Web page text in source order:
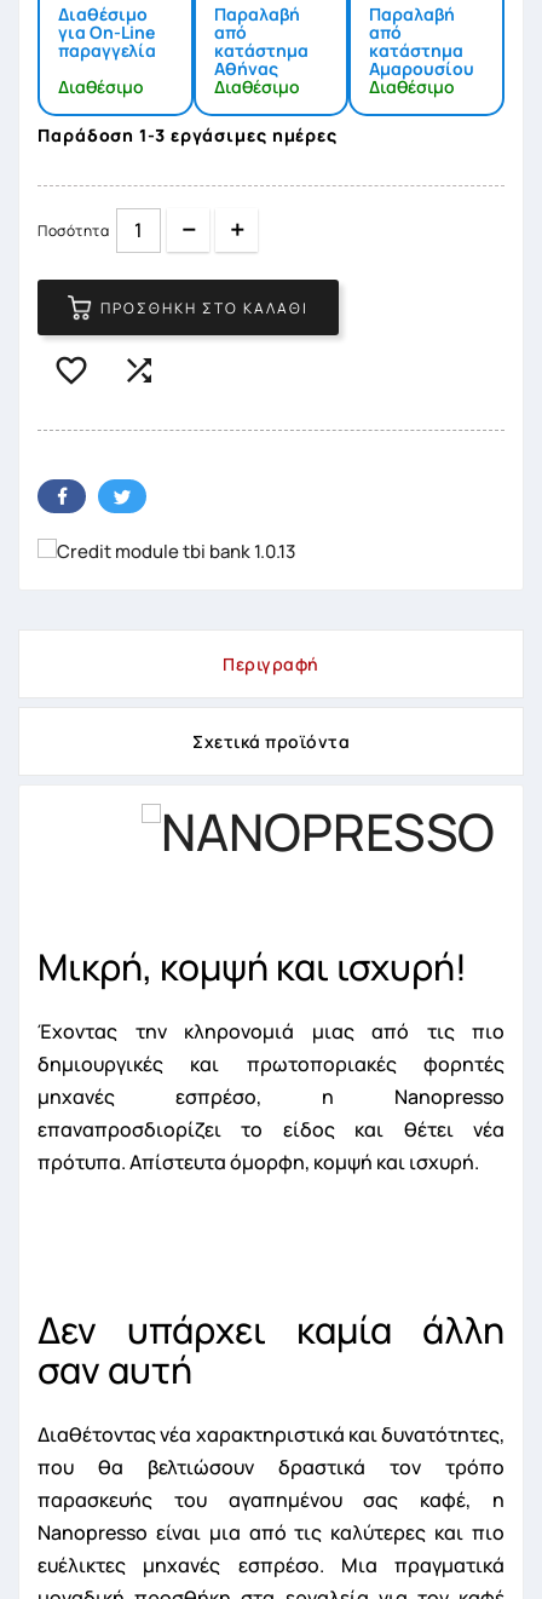
Διαθέσιμο
για On-Line
παραγγελία
Διαθέσιμο
Παραλαβή
από
κατάστημα
Αθήνας
Διαθέσιμο
Παραλαβή
από
κατάστημα
Αμαρουσίου
Διαθέσιμο
Παράδοση 1-3 εργάσιμες ημέρες
Ποσότητα Quantity
ΠΡΟΣΘΉΚΗ ΣΤΟ ΚΑΛΆΘΙ
 
Περιγραφή
Σχετικά προϊόντα
Μικρή, κομψή και ισχυρή!
Έχοντας την κληρονομιά μιας από τις πιο
δημιουργικές και πρωτοποριακές φορητές
μηχανές εσπρέσο, η Nanopresso
επαναπροσδιορίζει το είδος και θέτει νέα
πρότυπα. Απίστευτα όμορφη, κομψή και ισχυρή.
Δεν υπάρχει καμία άλλη
σαν αυτή
Διαθέτοντας νέα χαρακτηριστικά και δυνατότητες,
που θα βελτιώσουν δραστικά τον τρόπο
παρασκευής του αγαπημένου σας καφέ, η
Nanopresso είναι μια από τις καλύτερες και πιο
ευέλικτες μηχανές εσπρέσο. Μια πραγματικά